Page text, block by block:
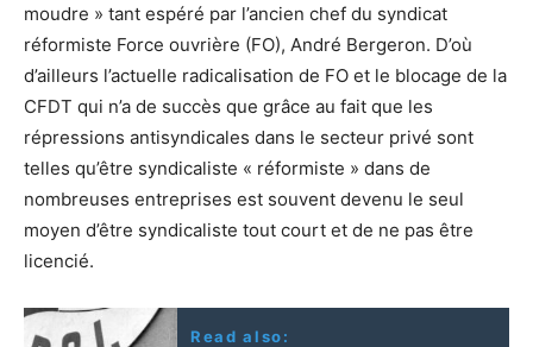
moudre » tant espéré par l’ancien chef du syndicat
réformiste Force ouvrière (FO), André Bergeron. D’où
d’ailleurs l’actuelle radicalisation de FO et le blocage de la
CFDT qui n’a de succès que grâce au fait que les
répressions antisyndicales dans le secteur privé sont
telles qu’être syndicaliste « réformiste » dans de
nombreuses entreprises est souvent devenu le seul
moyen d’être syndicaliste tout court et de ne pas être
licencié.
Read also: